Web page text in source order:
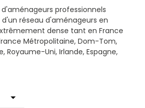
professionnels
réseau d'aménageurs en
dense tant en France
Métropolitaine, Dom-Tom,
Royaume-Uni, Irlande, Espagne,
